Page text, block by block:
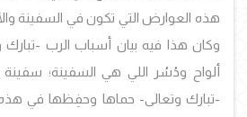
هذه العوارض التي تكون في السفينة
وكان هذا فيه بيان أسباب الرب -تبارك
ألواح ودُسُر اللي هي السفينة؛
-تبارك وتعالى- حماها وحفِظها في هذه